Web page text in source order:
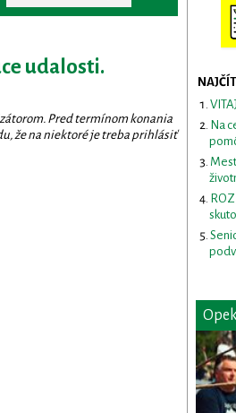
udalosti.
Pred termínom konania
že na niektoré je treba prihlásiť
Na